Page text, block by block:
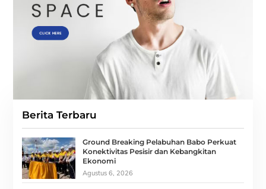
Berita Terbaru
Ground Breaking Pelabuhan Babo Perkuat
Konektivitas Pesisir dan Kebangkitan
Ekonomi
Agustus 6, 2026